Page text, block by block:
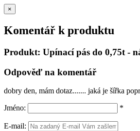
×
Komentář k produktu
Produkt: Upínací pás do 0,75t -
Odpověď na komentář
dobry den, mám dotaz....... jaká je šířka
Jméno: *
E-mail: